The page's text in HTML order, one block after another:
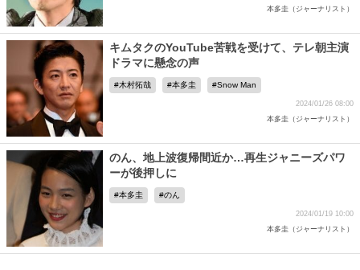
本多圭（ジャーナリスト）
キムタクのYouTube苦戦を受けて、テレ朝主演
ドラマに懸念の声
木村拓哉 本多圭 Snow Man
2024/01/26 08:00
本多圭（ジャーナリスト）
のん、地上波復帰間近か…再生ジャニーズパワ
ーが後押しに
本多圭 のん
2024/01/19 10:00
本多圭（ジャーナリスト）